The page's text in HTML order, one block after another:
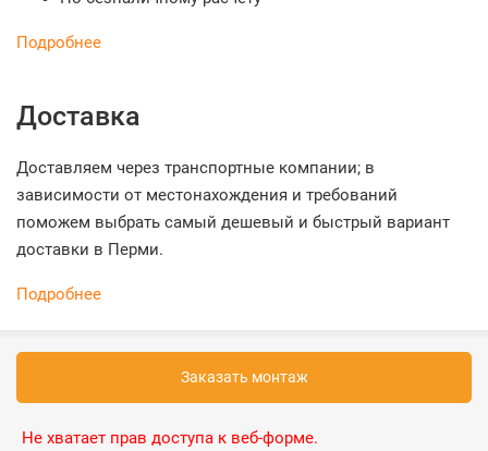
Подробнее
Доставка
Доставляем через транспортные компании; в
зависимости от местонахождения и требований
поможем выбрать самый дешевый и быстрый вариант
доставки в Перми.
Подробнее
Заказать монтаж
Не хватает прав доступа к веб-форме.